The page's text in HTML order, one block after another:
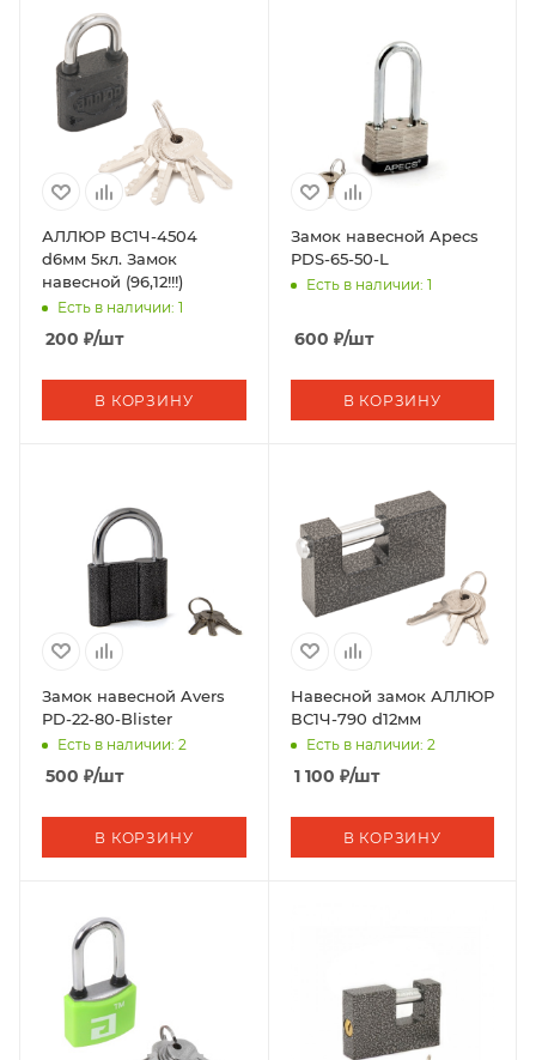
АЛЛЮР ВС1Ч-4504
d6мм 5кл. Замок
навесной (96,12!!!)
Есть в наличии: 1
200 ₽/шт
В КОРЗИНУ
Замок навесной Apecs
PDS-65-50-L
Есть в наличии: 1
600 ₽/шт
В КОРЗИНУ
Замок навесной Avers
PD-22-80-Blister
Есть в наличии: 2
500 ₽/шт
В КОРЗИНУ
Навесной замок АЛЛЮР
ВС1Ч-790 d12мм
Есть в наличии: 2
1 100 ₽/шт
В КОРЗИНУ